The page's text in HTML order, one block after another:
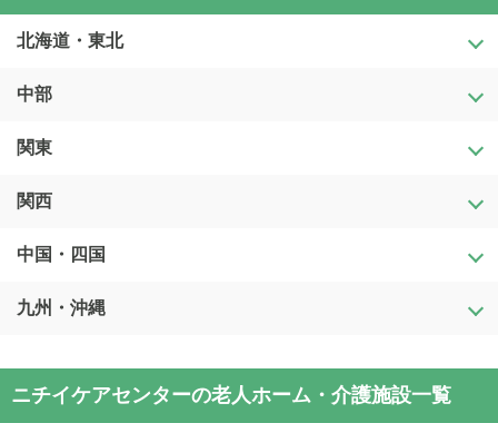
北海道・東北
北海道
青森県
岩手県
宮城県
秋田県
福島県
中部
新潟県
富山県
石川県
福井県
長野県
関東
茨城県
栃木県
群馬県
千葉県
関西
滋賀県
京都府
兵庫県
中国・四国
鳥取県
岡山県
九州・沖縄
ニチイケアセンターの老人ホーム・介護施設一覧